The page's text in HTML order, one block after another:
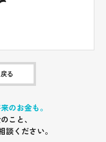
る
のお金も。
こと、
談ください。